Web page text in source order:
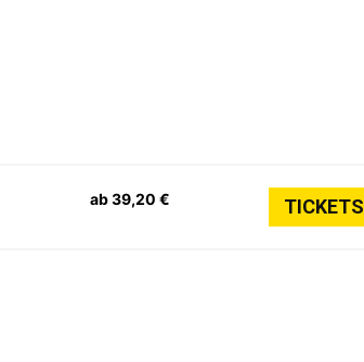
ab 39,20 € TICKETS